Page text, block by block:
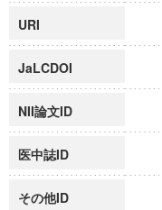
URI
JaLCDOI
NII論文ID
医中誌ID
その他ID